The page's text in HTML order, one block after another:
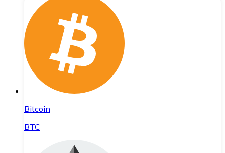
Bitcoin
BTC